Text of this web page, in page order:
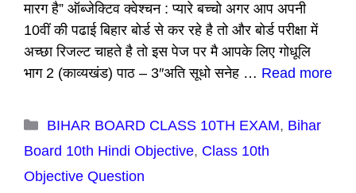
मारग है” ऑब्जेक्टिव क्वेश्चन : प्यारे बच्चो अगर आप अपनी
10वीं की पढाई बिहार बोर्ड से कर रहे है तो और बोर्ड परीक्षा में
अच्छा रिजल्ट चाहते है तो इस पेज पर मै आपके लिए गोधूलि
भाग 2 (काव्यखंड) पाठ – 3″अति सूधो सनेह … Read more
Categories
BIHAR BOARD CLASS 10TH EXAM, Bihar
Board 10th Hindi Objective, Class 10th
Objective Question